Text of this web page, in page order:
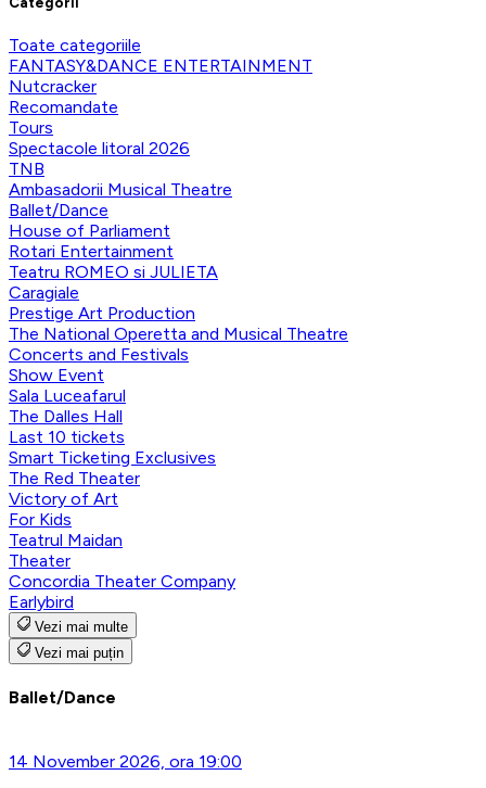
Toate categoriile
FANTASY&DANCE ENTERTAINMENT
Nutcracker
Recomandate
Tours
Spectacole litoral 2026
TNB
Ambasadorii Musical Theatre
Ballet/Dance
House of Parliament
Rotari Entertainment
Teatru ROMEO si JULIETA
Caragiale
Prestige Art Production
The National Operetta and Musical Theatre
Concerts and Festivals
Show Event
Sala Luceafarul
The Dalles Hall
Last 10 tickets
Smart Ticketing Exclusives
The Red Theater
Victory of Art
For Kids
Teatrul Maidan
Theater
Concordia Theater Company
Earlybird
Vezi mai multe
Vezi mai puțin
Ballet/Dance
14 November 2026, ora 19:00